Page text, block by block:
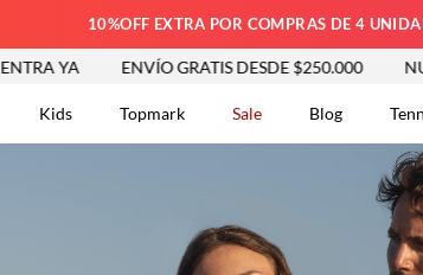
10%OFF EXTRA POR COMPRAS DE 4
ENVÍO GRATIS DESDE $250.000 NUEVA
Kids Topmark Sale Blog